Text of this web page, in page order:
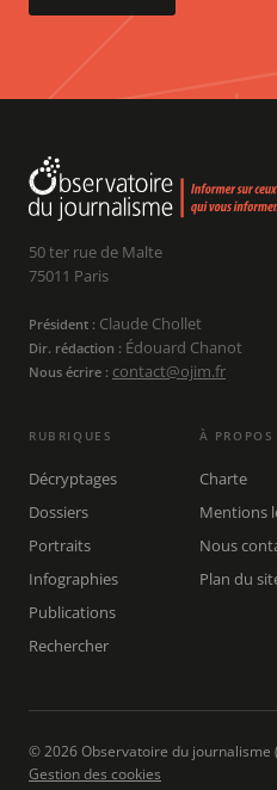
50 ter rue de Malte
75011 Paris
Président : Claude Chollet
Dir. rédaction : Édouard Chanot
Nous écrire : contact@ojim.fr
RUBRIQUES
Décryptages
Dossiers
Portraits
Infographies
Publications
Rechercher
À PROPOS
Charte
Mentions
Nous
Plan du
© 2026 Observatoire du journalisme
Gestion des cookies